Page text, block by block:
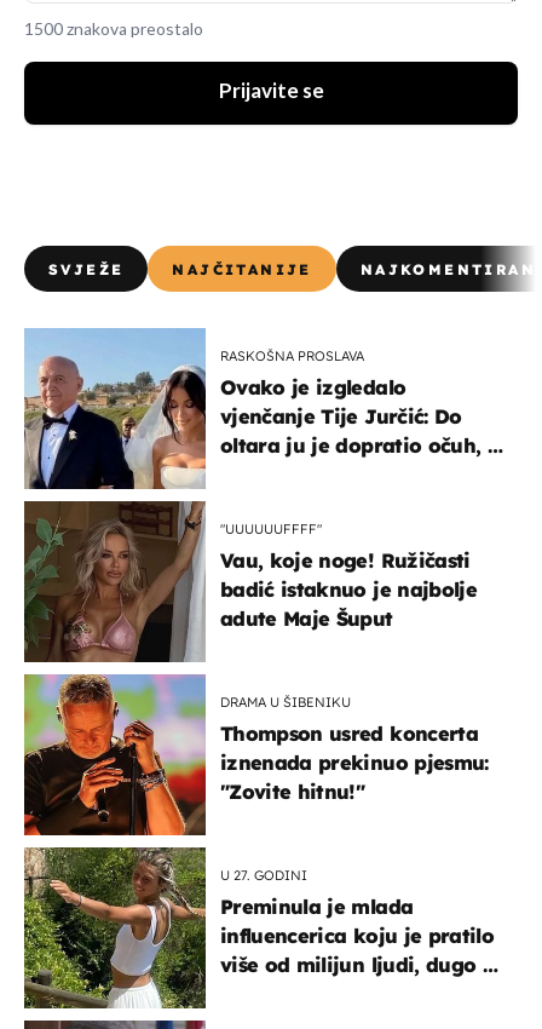
1500 znakova preostalo
Prijavite se
SVJEŽE NAJČITANIJE
RASKOŠNA PROSLAVA
Ovako je izgledalo
vjenčanje Tije Jurčić: Do
oltara ju je dopratio očuh, a
"UUUUUUFFFF"
Vau, koje noge! Ružičasti
badić istaknuo je najbolje
adute Maje Šuput
DRAMA U ŠIBENIKU
Thompson usred koncerta
iznenada prekinuo pjesmu:
"Zovite hitnu!"
U 27. GODINI
Preminula je mlada
influencerica koju je pratilo
više od milijun ljudi, dugo se